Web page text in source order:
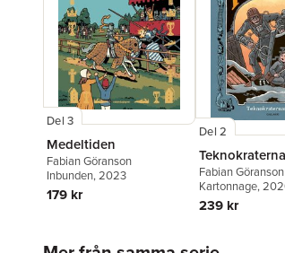
Del 3
Medeltiden
Fabian Göranson
Inbunden, 2023
179 kr
Del 2
Fabian Göranson
Kartonnage,
239 kr